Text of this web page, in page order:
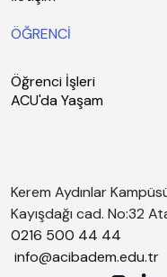
ÖĞRENCİ
Öğrenci İşleri
ACU'da Yaşam
Kerem Aydınlar
Kayışdağı cad. No:32
0216 500 44 44
info@acibadem.edu.tr